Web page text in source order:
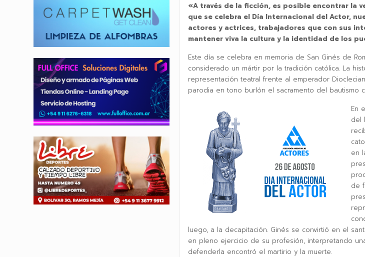
«A través de la ficción, es posible encontrar la
que se celebra el Día Internacional del Actor,
actores y actrices, trabajadores que con sus
mantener viva la cultura y la identidad de los
Este día se celebra en memoria de San Ginés de
considerado un mártir por la tradición católica. La
representación teatral frente al emperador
parodia en tono burlón el sacramento del bautismo
En
del
en
de
luego, a la decapitación. Ginés se convirtió en el
en pleno ejercicio de su profesión, interpretando
defenderla encontró el martirio y la muerte.